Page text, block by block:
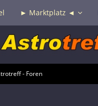
► Marktplatz ◄
- Foren